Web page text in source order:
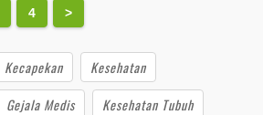
4 >
Kecapekan
Kesehatan
Gejala Medis Kesehatan Tubuh